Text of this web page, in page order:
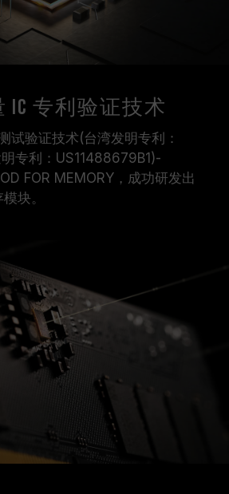
IC 专利验证技术
试验证技术(台湾发明专利：
专利：US11488679B1)-
FOR MEMORY，成功研发出
块。